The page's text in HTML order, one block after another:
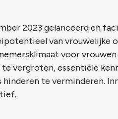
2023 gelanceerd en
van vrouwelijke
voor
vergroten, essentiële
te verminderen.